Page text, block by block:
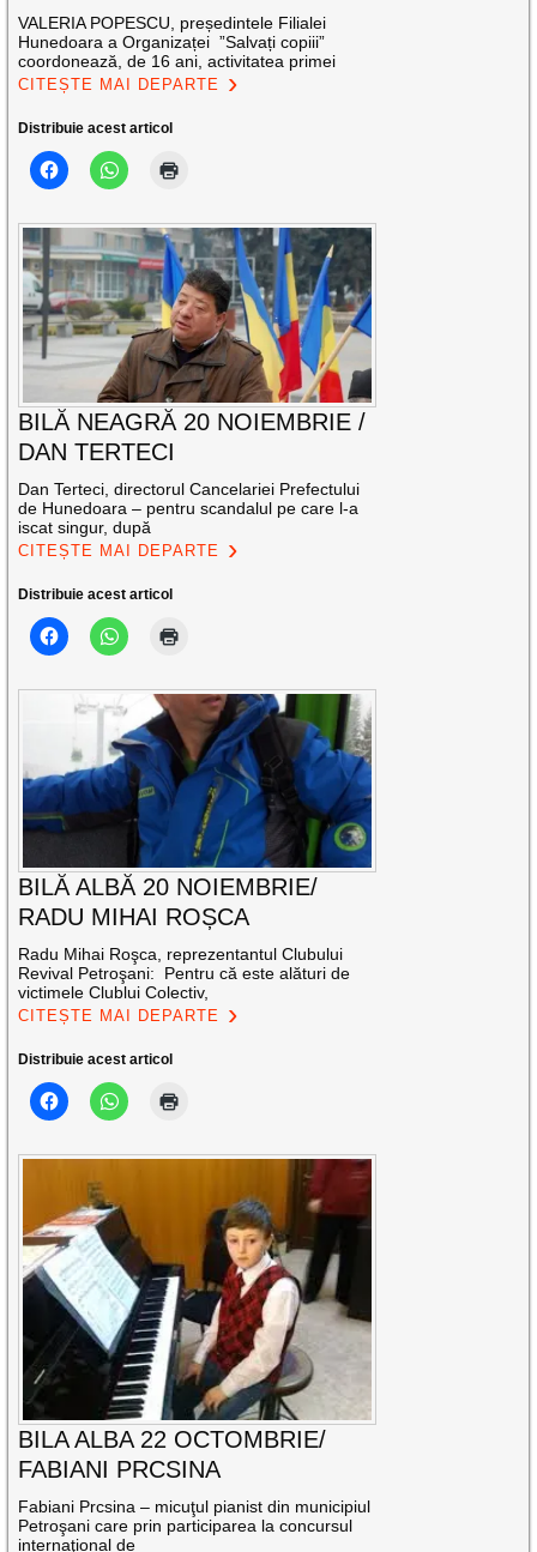
VALERIA POPESCU, președintele Filialei
Hunedoara a Organizaței ”Salvați copiii”
coordonează, de 16 ani, activitatea primei
CITEȘTE MAI DEPARTE
Distribuie acest articol
BILĂ NEAGRĂ 20 NOIEMBRIE /
DAN TERTECI
Dan Terteci, directorul Cancelariei Prefectului
de Hunedoara – pentru scandalul pe care l-a
iscat singur, după
CITEȘTE MAI DEPARTE
Distribuie acest articol
BILĂ ALBĂ 20 NOIEMBRIE/
RADU MIHAI ROȘCA
Radu Mihai Roşca, reprezentantul Clubului
Revival Petroşani: Pentru că este alături de
victimele Clublui Colectiv,
CITEȘTE MAI DEPARTE
Distribuie acest articol
BILA ALBA 22 OCTOMBRIE/
FABIANI PRCSINA
Fabiani Prcsina – micuţul pianist din municipiul
Petroşani care prin participarea la concursul
internaţional de